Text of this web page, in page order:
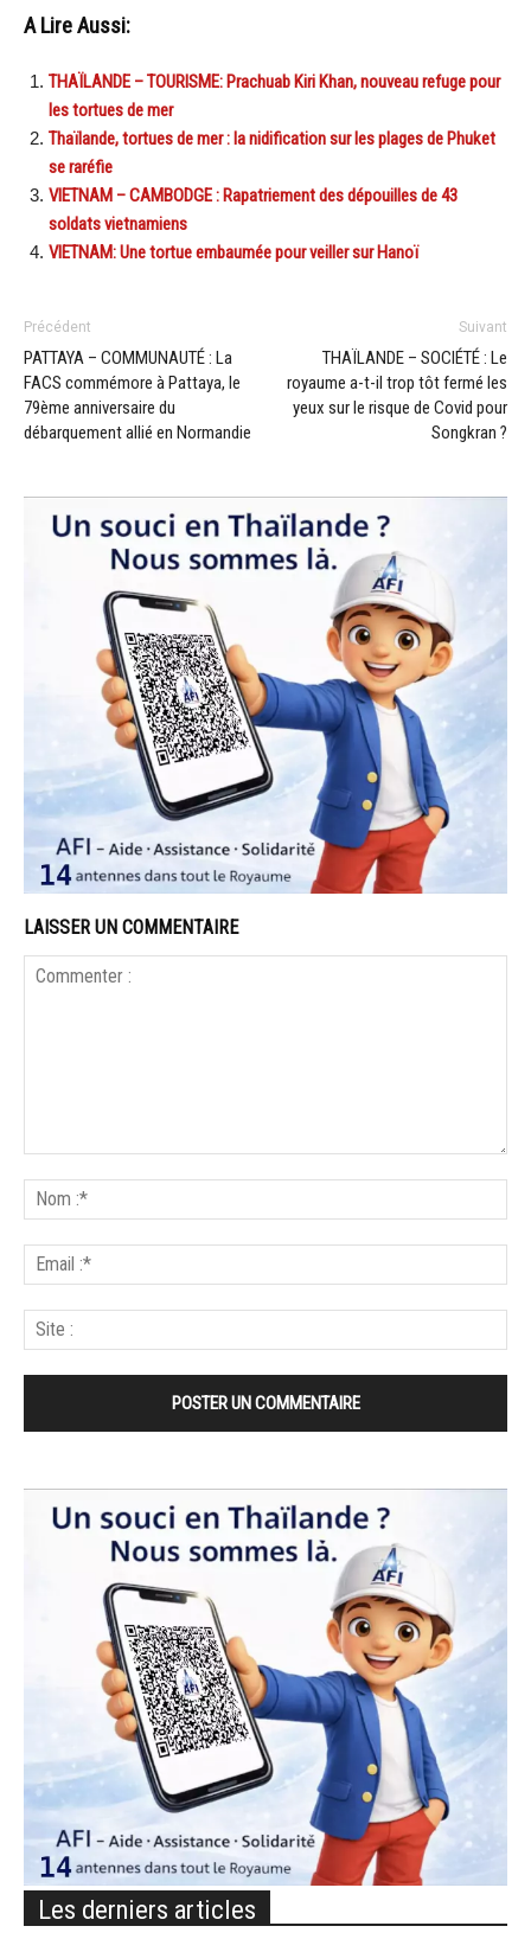
A Lire Aussi:
THAÏLANDE – TOURISME: Prachuab Kiri Khan, nouveau refuge pour
les tortues de mer
Thaïlande, tortues de mer : la nidification sur les plages de Phuket
se raréfie
VIETNAM – CAMBODGE : Rapatriement des dépouilles de 43
soldats vietnamiens
VIETNAM: Une tortue embaumée pour veiller sur Hanoï
Précédent
PATTAYA – COMMUNAUTÉ : La
FACS commémore à Pattaya, le
79ème anniversaire du
débarquement allié en Normandie
Suivant
THAÏLANDE – SOCIÉTÉ : Le
royaume a-t-il trop tôt fermé les
yeux sur le risque de Covid pour
Songkran ?
LAISSER UN COMMENTAIRE
Les derniers articles